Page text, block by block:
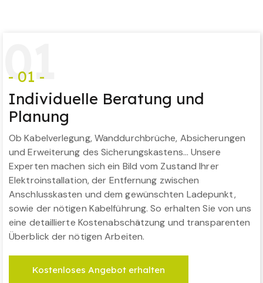
01
- 01 -
Individuelle Beratung und
Planung
Ob Kabelverlegung, Wanddurchbrüche, Absicherungen
und Erweiterung des Sicherungskastens… Unsere
Experten machen sich ein Bild vom Zustand Ihrer
Elektroinstallation, der Entfernung zwischen
Anschlusskasten und dem gewünschten Ladepunkt,
sowie der nötigen Kabelführung. So erhalten Sie von uns
eine detaillierte Kostenabschätzung und transparenten
Überblick der nötigen Arbeiten.
Kostenloses Angebot erhalten